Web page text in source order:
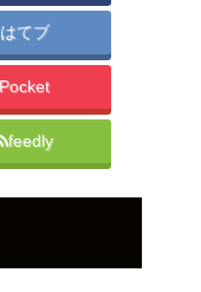
はてブ
Pocket
feedly